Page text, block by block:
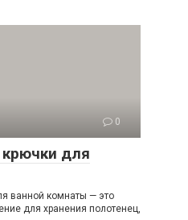
0
для
ванной комнаты — это
для хранения полотенец,